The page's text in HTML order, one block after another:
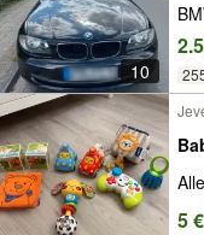
10
5 €